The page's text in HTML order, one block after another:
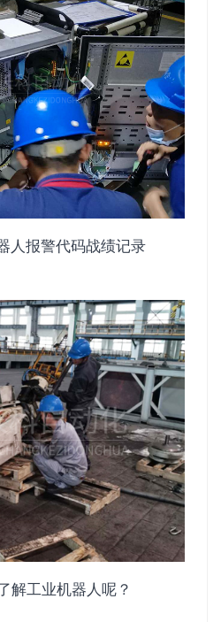
人报警代码战绩记录
解工业机器人呢？